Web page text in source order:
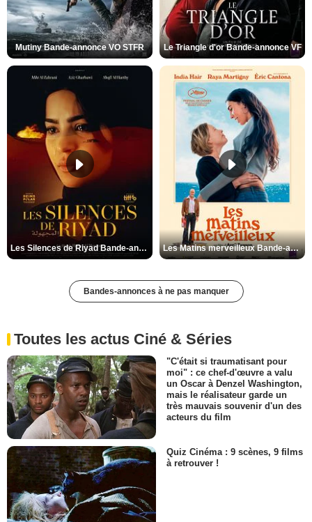
Mutiny Bande-annonce VO STFR Le Triangle d'or Bande-annonce VF
Les Silences de Riyad Bande-annonce VO STFR Les Matins merveilleux Bande-annonce VF
Bandes-annonces à ne pas manquer
Toutes les actus Ciné & Séries
"C'était si traumatisant pour
moi" : ce chef-d'œuvre a valu
un Oscar à Denzel Washington,
mais le réalisateur garde un
très mauvais souvenir d'un des
acteurs du film
Quiz Cinéma : 9 scènes, 9 films
à retrouver !